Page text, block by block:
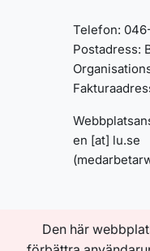
Den här
Telefon:
Postadress:
en [at] lu.se
Om den här